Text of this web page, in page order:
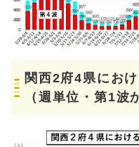
関西2府4県にお
（週単位・第1波